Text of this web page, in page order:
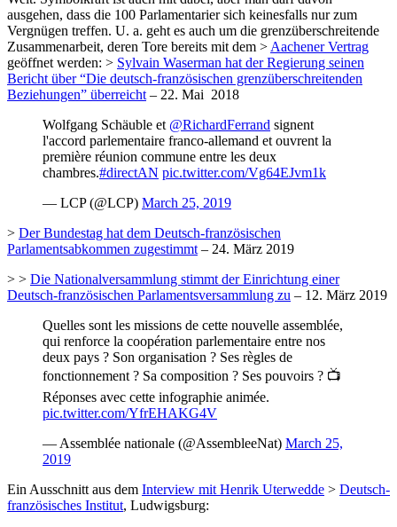
ausgehen, dass die 100 Parlamentarier sich keinesfalls nur zum
Vergnügen treffen. U. a. geht es auch um die grenzüberschreitende
Zusammenarbeit, deren Tore bereits mit dem > Aachener Vertrag
geöffnet werden: > Sylvain Waserman hat der Regierung seinen
Bericht über “Die deutsch-französischen grenzüberschreitenden
Beziehungen” überreicht – 22. Mai 2018
Wolfgang Schäuble et @RichardFerrand signent
l'accord parlementaire franco-allemand et ouvrent la
première réunion commune entre les deux
chambres.#directAN pic.twitter.com/Vg64EJvm1k
— LCP (@LCP) March 25, 2019
> Der Bundestag hat dem Deutsch-französischen
Parlamentsabkommen zugestimmt – 24. März 2019
> > Die Nationalversammlung stimmt der Einrichtung einer
Deutsch-französischen Parlamentsversammlung zu – 12. März 2019
Quelles sont les missions de cette nouvelle assemblée,
qui renforce la coopération parlementaire entre nos
deux pays ? Son organisation ? Ses règles de
fonctionnement ? Sa composition ? Ses pouvoirs ? 📺
Réponses avec cette infographie animée.
pic.twitter.com/YfrEHAKG4V
— Assemblée nationale (@AssembleeNat) March 25,
2019
Ein Ausschnitt aus dem Interview mit Henrik Uterwedde > Deutsch-
französisches Institut, Ludwigsburg: